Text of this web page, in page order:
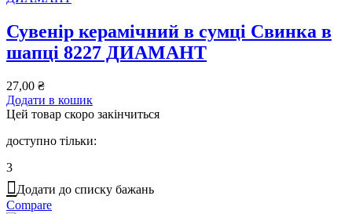
Сувенір керамічний в сумці Свинка в
шапці 8227 ДИАМАНТ
27,00 ₴
Додати в кошик
Цей товар скоро закінчиться
доступно тільки:
3
Додати до списку бажань
Compare